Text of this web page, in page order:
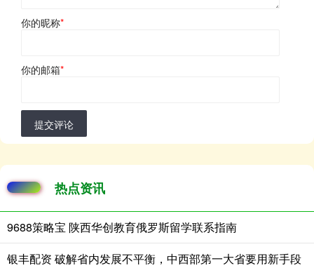
你的昵称*
你的邮箱*
提交评论
热点资讯
9688策略宝 陕西华创教育俄罗斯留学联系指南
银丰配资 破解省内发展不平衡，中西部第一大省要用新手段